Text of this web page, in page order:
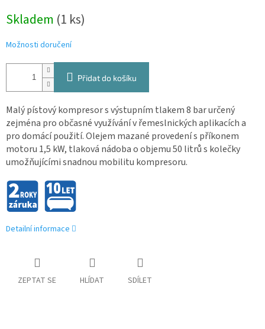
cena:
Skladem (1 ks)
Možnosti doručení
Přidat do košíku
Malý pístový kompresor s výstupním tlakem 8 bar určený
zejména pro občasné využívání v řemeslnických aplikacích a
pro domácí použití. Olejem mazané provedení s příkonem
motoru 1,5 kW, tlaková nádoba o objemu 50 litrů s kolečky
umožňujícími snadnou mobilitu kompresoru.
Detailní informace
ZEPTAT SE HLÍDAT SDÍLET